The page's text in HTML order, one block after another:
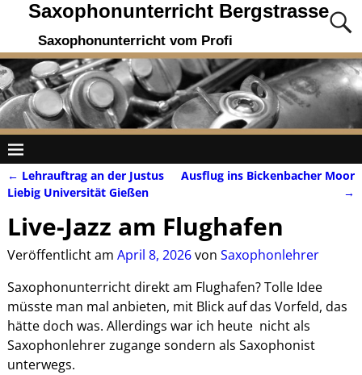
Saxophonunterricht Bergstrasse
Saxophonunterricht vom Profi
Artikelnavigation
← Lehrauftrag an der Justus
Liebig Universität Gießen
Ausflug ins Bickenbacher Moor
→
Live-Jazz am Flughafen
Veröffentlicht am April 8, 2026von Saxophonlehrer
Saxophonunterricht direkt am Flughafen? Tolle Idee
müsste man mal anbieten, mit Blick auf das Vorfeld, das
hätte doch was. Allerdings war ich heute nicht als
Saxophonlehrer zugange sondern als Saxophonist
unterwegs.